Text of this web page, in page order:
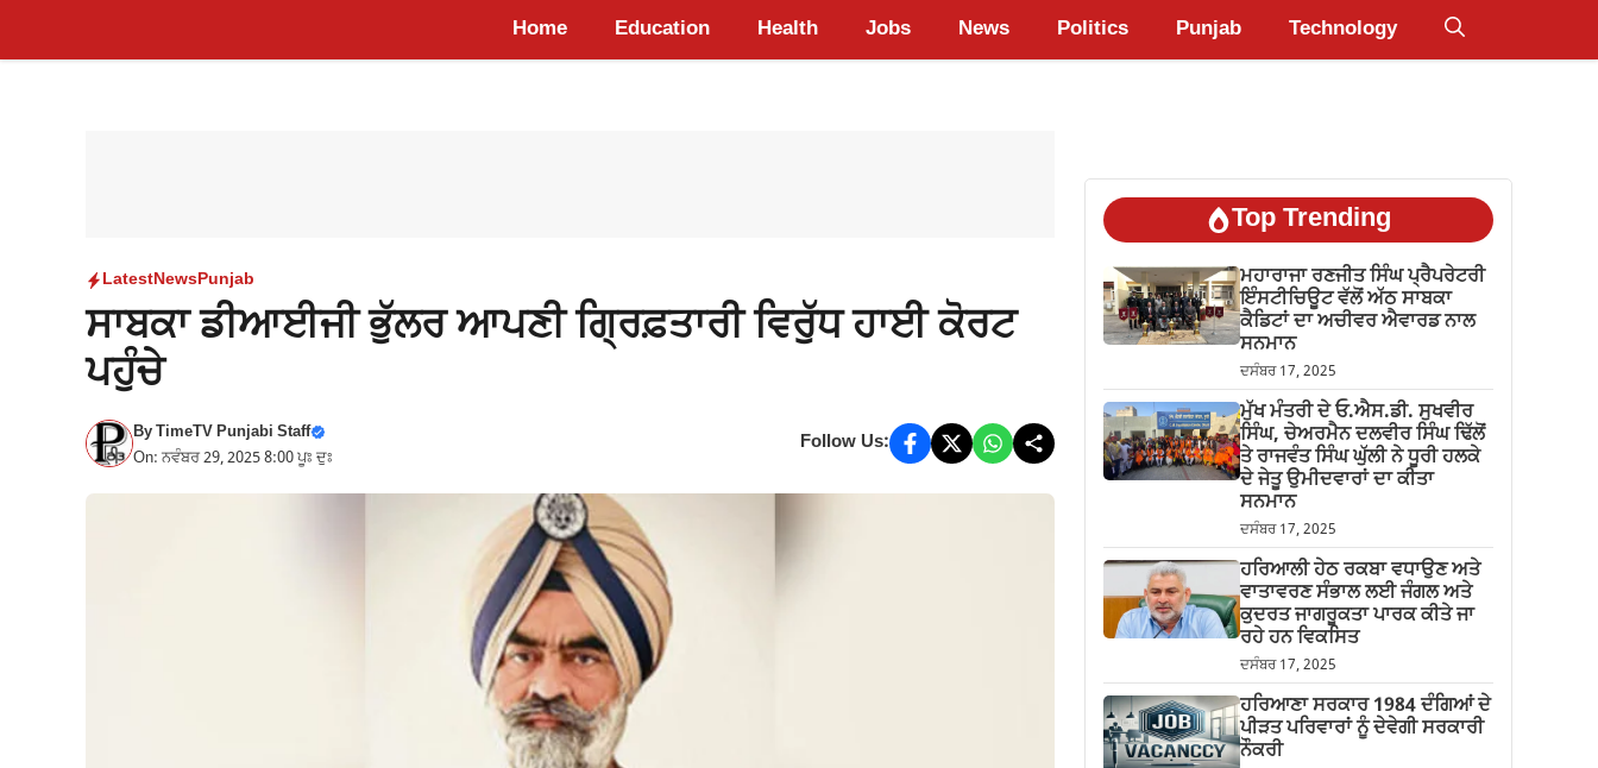
Home Education Health Jobs News Politics Punjab Technology
LatestNewsPunjab
ਸਾਬਕਾ ਡੀਆਈਜੀ ਭੁੱਲਰ ਆਪਣੀ ਗ੍ਰਿਫ਼ਤਾਰੀ ਵਿਰੁੱਧ ਹਾਈ ਕੋਰਟ
ਪਹੁੰਚੇ
ByTimeTV Punjabi Staff
On: ਨਵੰਬਰ 29, 2025 8:00 ਪੂਃ ਦੁਃ
Follow Us:
Top Trending
ਮਹਾਰਾਜਾ ਰਣਜੀਤ ਸਿੰਘ ਪ੍ਰੈਪਰੇਟਰੀ
ਇੰਸਟੀਚਿਊਟ ਵੱਲੋਂ ਅੱਠ ਸਾਬਕਾ
ਕੈਡਿਟਾਂ ਦਾ ਅਚੀਵਰ ਐਵਾਰਡ ਨਾਲ
ਸਨਮਾਨ
ਦਸੰਬਰ 17, 2025
ਮੁੱਖ ਮੰਤਰੀ ਦੇ ਓ.ਐਸ.ਡੀ. ਸੁਖਵੀਰ
ਸਿੰਘ, ਚੇਅਰਮੈਨ ਦਲਵੀਰ ਸਿੰਘ ਢਿੱਲੋਂ
ਤੇ ਰਾਜਵੰਤ ਸਿੰਘ ਘੁੱਲੀ ਨੇ ਧੂਰੀ ਹਲਕੇ
ਦੇ ਜੇਤੂ ਉਮੀਦਵਾਰਾਂ ਦਾ ਕੀਤਾ
ਸਨਮਾਨ
ਦਸੰਬਰ 17, 2025
ਹਰਿਆਲੀ ਹੇਠ ਰਕਬਾ ਵਧਾਉਣ ਅਤੇ
ਵਾਤਾਵਰਣ ਸੰਭਾਲ ਲਈ ਜੰਗਲ ਅਤੇ
ਕੁਦਰਤ ਜਾਗਰੂਕਤਾ ਪਾਰਕ ਕੀਤੇ ਜਾ
ਰਹੇ ਹਨ ਵਿਕਸਿਤ
ਦਸੰਬਰ 17, 2025
ਹਰਿਆਣਾ ਸਰਕਾਰ 1984 ਦੰਗਿਆਂ ਦੇ
ਪੀੜਤ ਪਰਿਵਾਰਾਂ ਨੂੰ ਦੇਵੇਗੀ ਸਰਕਾਰੀ
ਨੌਕਰੀ